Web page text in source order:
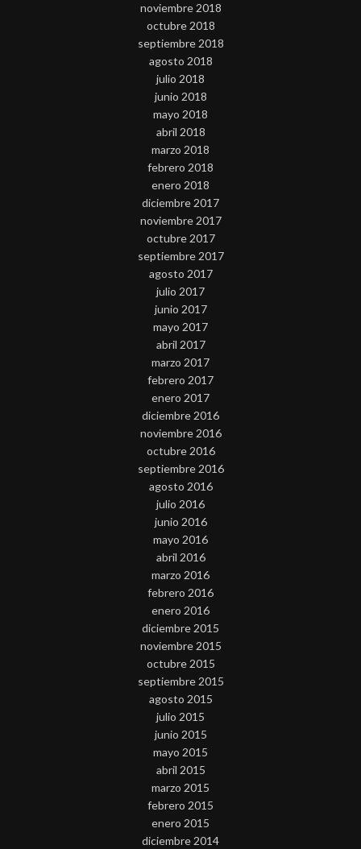
noviembre 2018
octubre 2018
septiembre 2018
agosto 2018
julio 2018
junio 2018
mayo 2018
abril 2018
marzo 2018
febrero 2018
enero 2018
diciembre 2017
noviembre 2017
octubre 2017
septiembre 2017
agosto 2017
julio 2017
junio 2017
mayo 2017
abril 2017
marzo 2017
febrero 2017
enero 2017
diciembre 2016
noviembre 2016
octubre 2016
septiembre 2016
agosto 2016
julio 2016
junio 2016
mayo 2016
abril 2016
marzo 2016
febrero 2016
enero 2016
diciembre 2015
noviembre 2015
octubre 2015
septiembre 2015
agosto 2015
julio 2015
junio 2015
mayo 2015
abril 2015
marzo 2015
febrero 2015
enero 2015
diciembre 2014